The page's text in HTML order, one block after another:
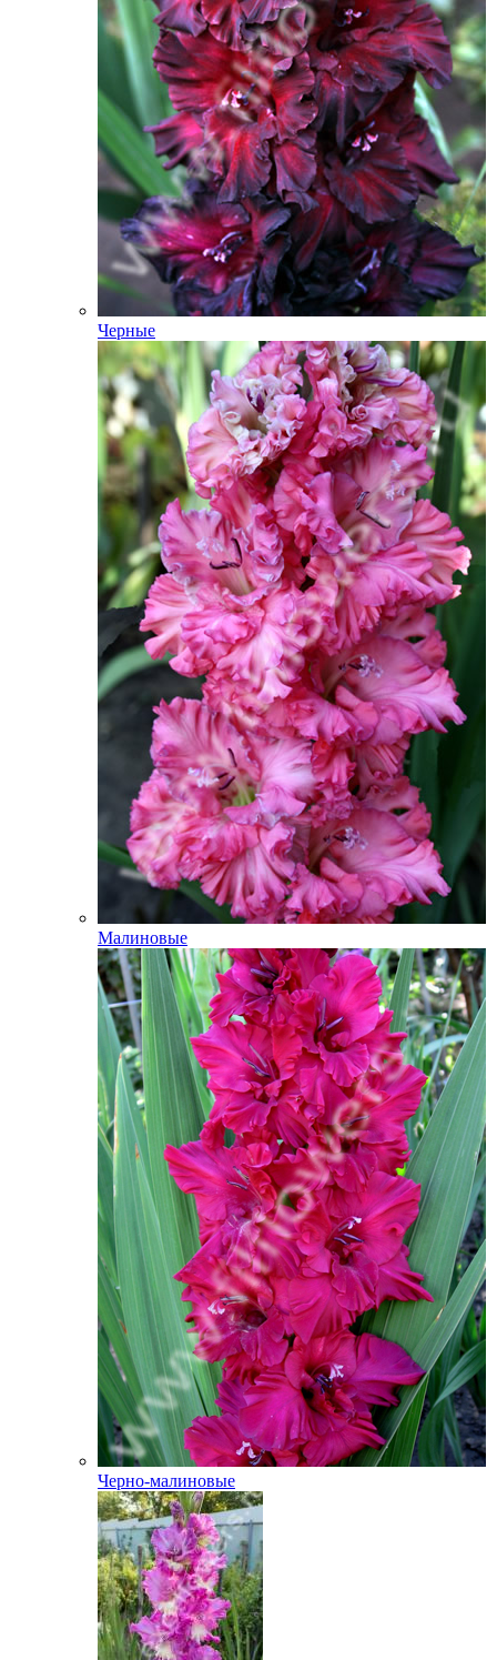
Черные
Малиновые
Черно-малиновые